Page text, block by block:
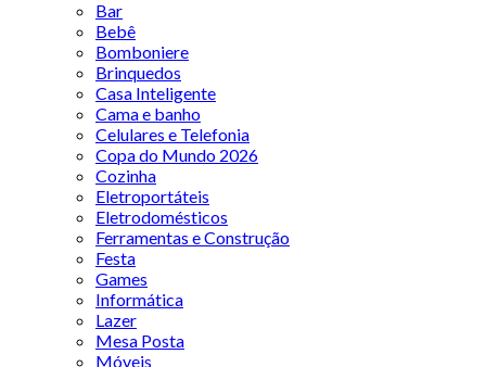
Bar
Bebê
Bomboniere
Brinquedos
Casa Inteligente
Cama e banho
Celulares e Telefonia
Copa do Mundo 2026
Cozinha
Eletroportáteis
Eletrodomésticos
Ferramentas e Construção
Festa
Games
Informática
Lazer
Mesa Posta
Móveis